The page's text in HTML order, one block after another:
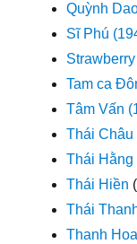
Quỳnh
Sĩ Phú
Tam ca
Tâm Vấn
Thái Châu
Thái Hằng
Thái Hiền
Thái
Thanh Hoa